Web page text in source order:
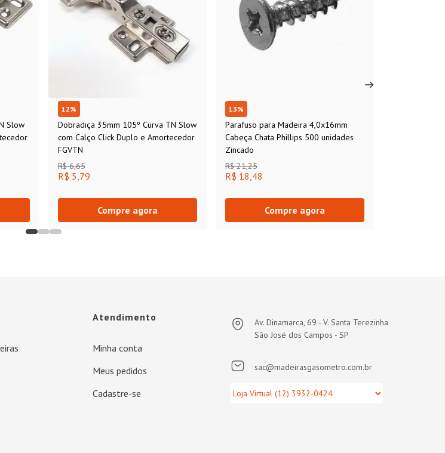
Slow
12%
Dobradiça 35mm 105º Curva TN Slow
com Calço Click Duplo e Amortecedor
FGVTN
R$ 6,65
R$ 5,79
Compre agora
13%
Parafuso para Madeira 4,0x16mm
Cabeça Chata Phillips 500 unidades
Zincado
R$ 21,25
R$ 18,48
Compre agora
Atendimento
Minha conta
Meus pedidos
Cadastre-se
Av. Dinamarca, 69 - V. Santa Terezinha
São José dos Campos - SP
sac@madeirasgasometro.com.br